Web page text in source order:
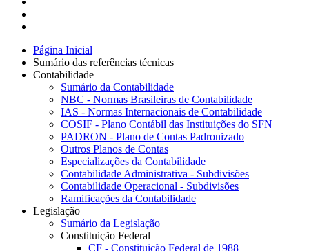
Página Inicial
Sumário das referências técnicas
Contabilidade
Sumário da Contabilidade
NBC - Normas Brasileiras de Contabilidade
IAS - Normas Internacionais de Contabilidade
COSIF - Plano Contábil das Instituições do SFN
PADRON - Plano de Contas Padronizado
Outros Planos de Contas
Especializações da Contabilidade
Contabilidade Administrativa - Subdivisões
Contabilidade Operacional - Subdivisões
Ramificações da Contabilidade
Legislação
Sumário da Legislação
Constituição Federal
CF - Constituição Federal de 1988